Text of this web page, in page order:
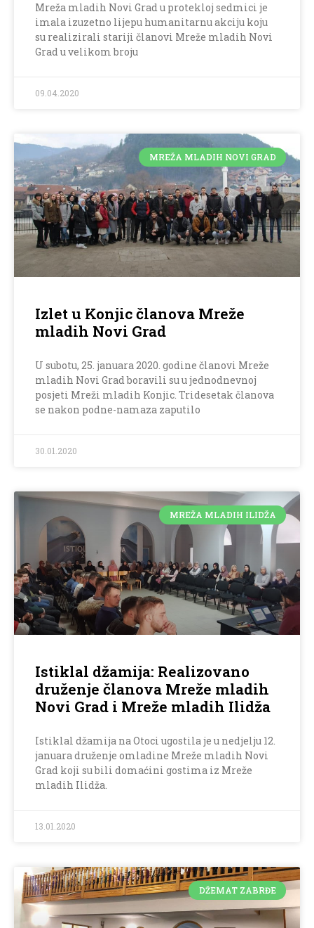
Mreža mladih Novi Grad u protekloj sedmici je
imala izuzetno lijepu humanitarnu akciju koju
su realizirali stariji članovi Mreže mladih Novi
Grad u velikom broju
09.04.2020
MREŽA MLADIH NOVI GRAD
Izlet u Konjic članova Mreže
mladih Novi Grad
U subotu, 25. januara 2020. godine članovi Mreže
mladih Novi Grad boravili su u jednodnevnoj
posjeti Mreži mladih Konjic. Tridesetak članova
se nakon podne-namaza zaputilo
30.01.2020
MREŽA MLADIH ILIDŽA
Istiklal džamija: Realizovano
druženje članova Mreže mladih
Novi Grad i Mreže mladih Ilidža
Istiklal džamija na Otoci ugostila je u nedjelju 12.
januara druženje omladine Mreže mladih Novi
Grad koji su bili domaćini gostima iz Mreže
mladih Ilidža.
13.01.2020
DŽEMAT ZABRĐE